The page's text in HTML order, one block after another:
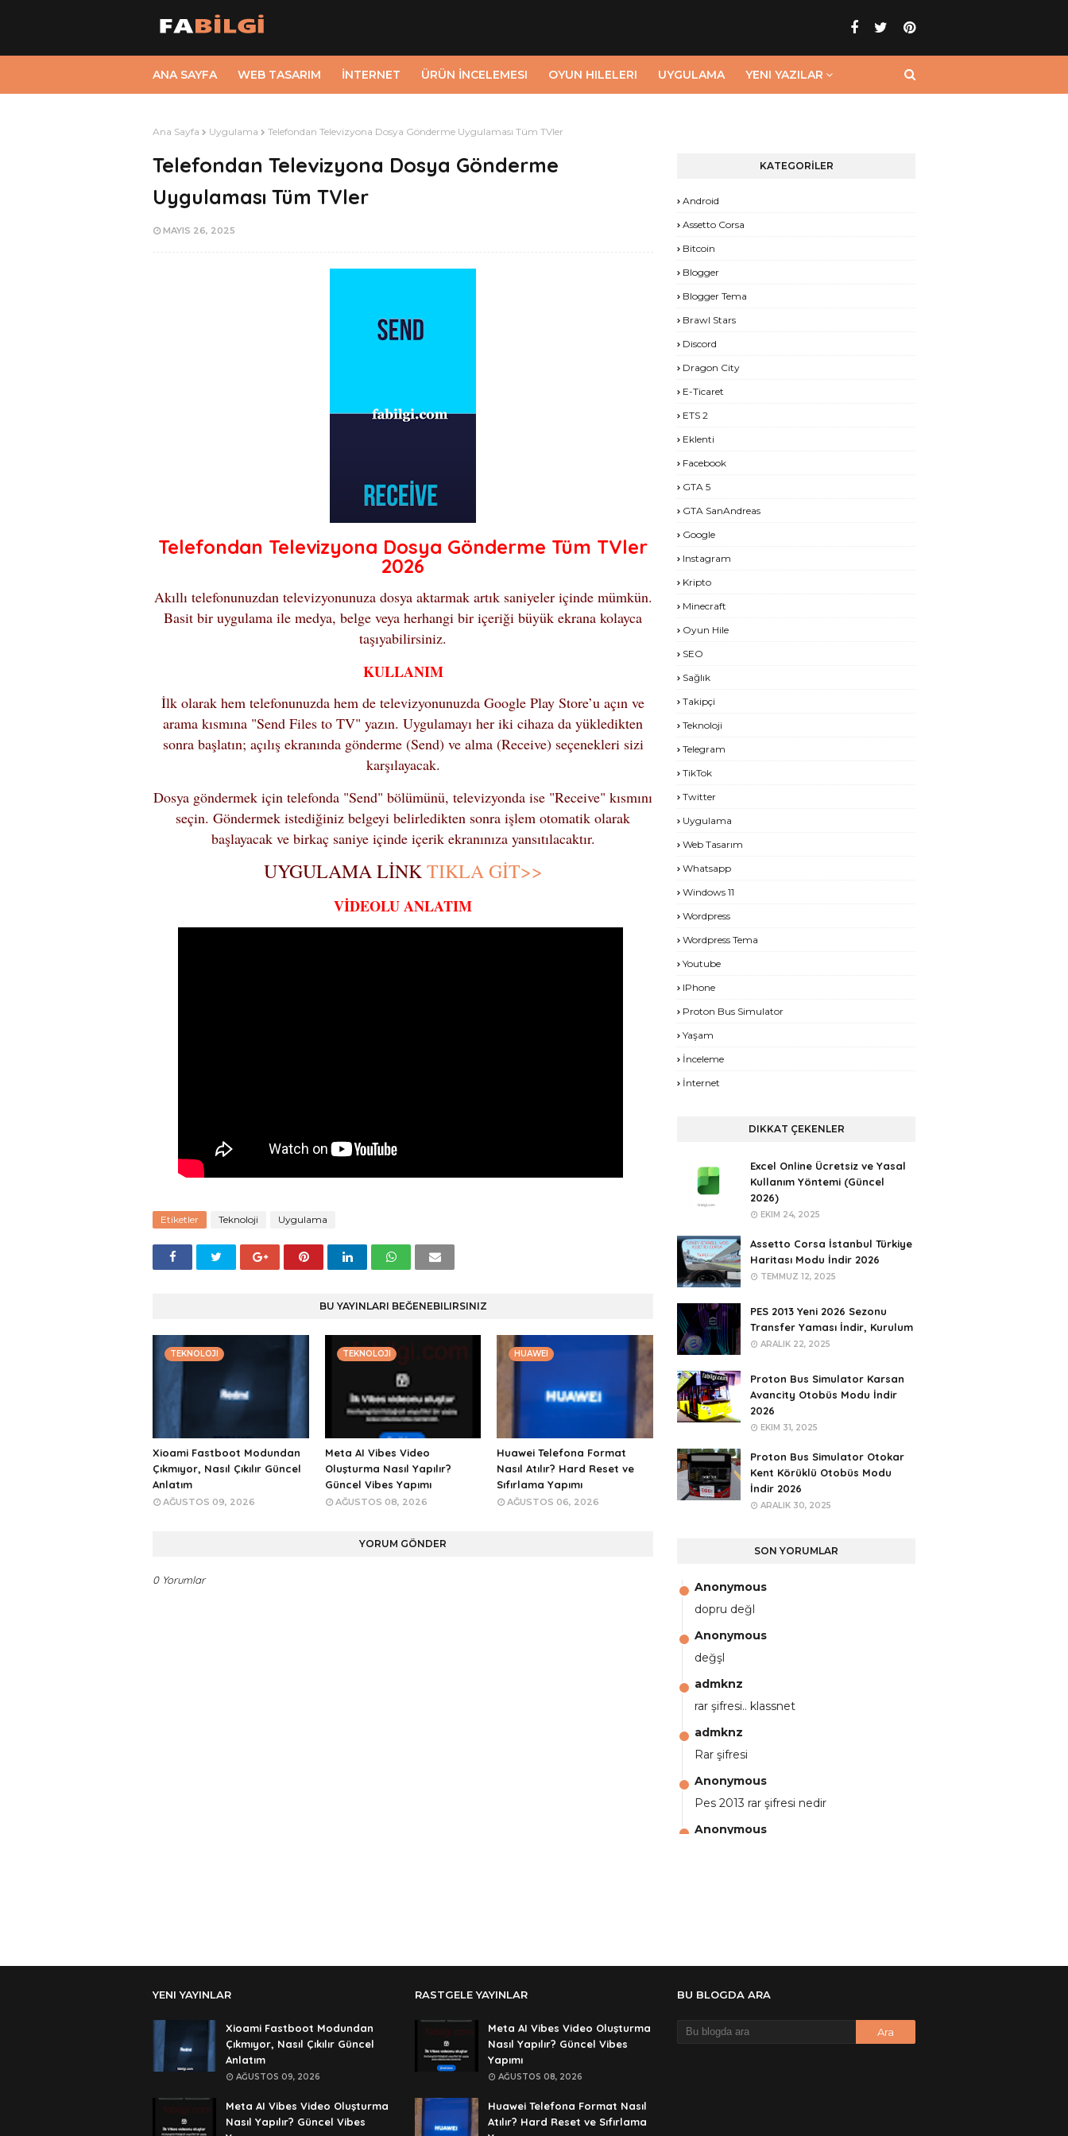
ANA SAYFA WEB TASARIM İNTERNET ÜRÜN İNCELEMESI OYUN HILELERI UYGULAMA YENI YAZILAR
Ana Sayfa Uygulama Telefondan Televizyona Dosya Gönderme Uygulaması Tüm TVler
Telefondan Televizyona Dosya Gönderme
Uygulaması Tüm TVler
MAYIS 26, 2025
Telefondan Televizyona Dosya Gönderme Tüm TVler
2026
Akıllı telefonunuzdan televizyonunuza dosya aktarmak artık saniyeler içinde mümkün.
Basit bir uygulama ile medya, belge veya herhangi bir içeriği büyük ekrana kolayca
taşıyabilirsiniz.
KULLANIM
İlk olarak hem telefonunuzda hem de televizyonunuzda Google Play Store’u açın ve
arama kısmına "Send Files to TV" yazın. Uygulamayı her iki cihaza da yükledikten
sonra başlatın; açılış ekranında gönderme (Send) ve alma (Receive) seçenekleri sizi
karşılayacak.
Dosya göndermek için telefonda "Send" bölümünü, televizyonda ise "Receive" kısmını
seçin. Göndermek istediğiniz belgeyi belirledikten sonra işlem otomatik olarak
başlayacak ve birkaç saniye içinde içerik ekranınıza yansıtılacaktır.
UYGULAMA LİNKTIKLA GİT>>
VİDEOLU ANLATIM
Etiketler Teknoloji Uygulama
BU YAYINLARI BEĞENEBILIRSINIZ
TEKNOLOJI
Xioami Fastboot Modundan
Çıkmıyor, Nasıl Çıkılır Güncel
Anlatım
AĞUSTOS 09, 2026
TEKNOLOJI
Meta AI Vibes Video
Oluşturma Nasıl Yapılır?
Güncel Vibes Yapımı
AĞUSTOS 08, 2026
HUAWEI
Huawei Telefona Format
Nasıl Atılır? Hard Reset ve
Sıfırlama Yapımı
AĞUSTOS 06, 2026
YORUM GÖNDER
0 Yorumlar
KATEGORİLER
Android
Assetto Corsa
Bitcoin
Blogger
Blogger Tema
Brawl Stars
Discord
Dragon City
E-Ticaret
ETS 2
Eklenti
Facebook
GTA 5
GTA SanAndreas
Google
Instagram
Kripto
Minecraft
Oyun Hile
SEO
Sağlık
Takipçi
Teknoloji
Telegram
TikTok
Twitter
Uygulama
Web Tasarım
Whatsapp
Windows 11
Wordpress
Wordpress Tema
Youtube
IPhone
Proton Bus Simulator
Yaşam
İnceleme
İnternet
DIKKAT ÇEKENLER
Excel Online Ücretsiz ve Yasal
Kullanım Yöntemi (Güncel
2026)
EKIM 24, 2025
Assetto Corsa İstanbul Türkiye
Haritası Modu İndir 2026
TEMMUZ 12, 2025
PES 2013 Yeni 2026 Sezonu
Transfer Yaması İndir, Kurulum
ARALIK 22, 2025
Proton Bus Simulator Karsan
Avancity Otobüs Modu İndir
2026
EKIM 31, 2025
Proton Bus Simulator Otokar
Kent Körüklü Otobüs Modu
İndir 2026
ARALIK 30, 2025
SON YORUMLAR
Anonymous
dopru değl
Anonymous
değşl
admknz
rar şifresi.. klassnet
admknz
Rar şifresi
Anonymous
Pes 2013 rar şifresi nedir
Anonymous
şifre ögrenebilirmiyim
YENI YAYINLAR
Xioami Fastboot Modundan
Çıkmıyor, Nasıl Çıkılır Güncel
Anlatım
AĞUSTOS 09, 2026
Meta AI Vibes Video Oluşturma
Nasıl Yapılır? Güncel Vibes
RASTGELE YAYINLAR
Meta AI Vibes Video Oluşturma
Nasıl Yapılır? Güncel Vibes
Yapımı
AĞUSTOS 08, 2026
Huawei Telefona Format Nasıl
Atılır? Hard Reset ve Sıfırlama
BU BLOGDA ARA